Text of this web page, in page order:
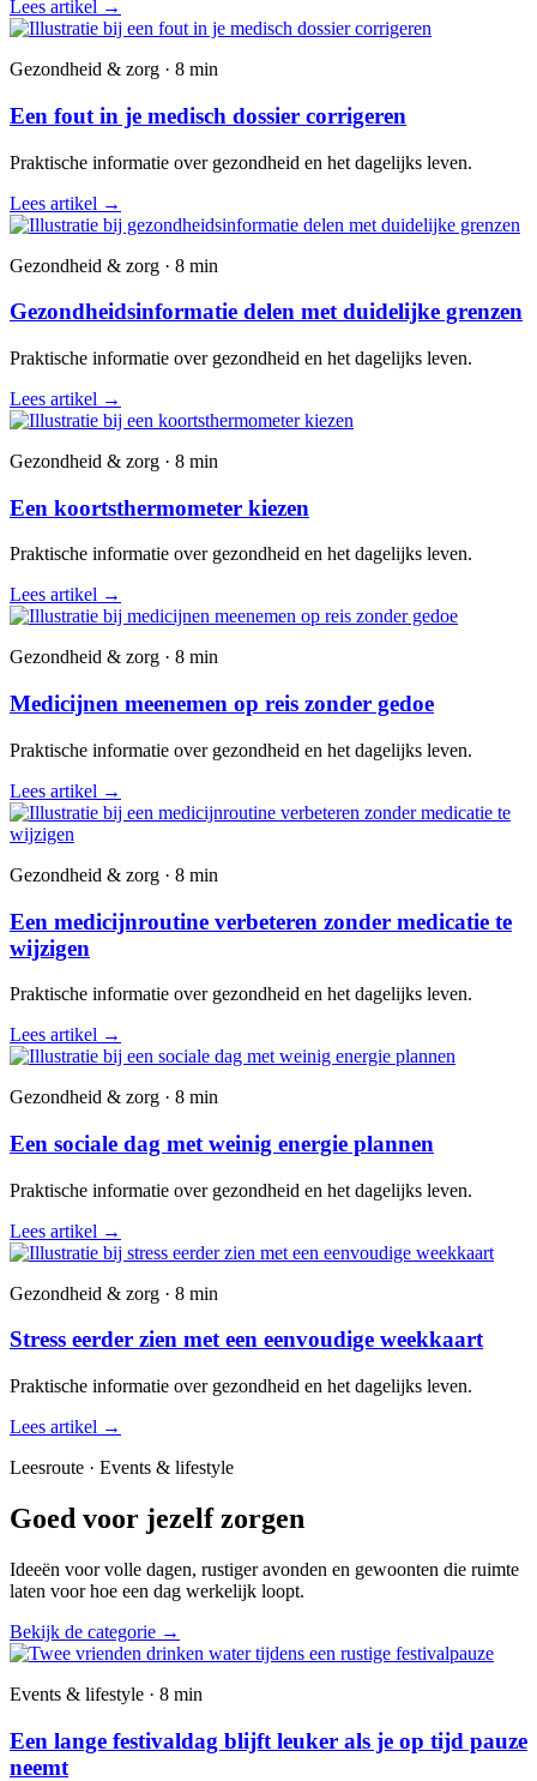
Lees artikel →
Gezondheid & zorg · 8 min
Een fout in je medisch dossier corrigeren
Praktische informatie over gezondheid en het dagelijks leven.
Lees artikel →
Gezondheid & zorg · 8 min
Gezondheidsinformatie delen met duidelijke grenzen
Praktische informatie over gezondheid en het dagelijks leven.
Lees artikel →
Gezondheid & zorg · 8 min
Een koortsthermometer kiezen
Praktische informatie over gezondheid en het dagelijks leven.
Lees artikel →
Gezondheid & zorg · 8 min
Medicijnen meenemen op reis zonder gedoe
Praktische informatie over gezondheid en het dagelijks leven.
Lees artikel →
Gezondheid & zorg · 8 min
Een medicijnroutine verbeteren zonder medicatie te
wijzigen
Praktische informatie over gezondheid en het dagelijks leven.
Lees artikel →
Gezondheid & zorg · 8 min
Een sociale dag met weinig energie plannen
Praktische informatie over gezondheid en het dagelijks leven.
Lees artikel →
Gezondheid & zorg · 8 min
Stress eerder zien met een eenvoudige weekkaart
Praktische informatie over gezondheid en het dagelijks leven.
Lees artikel →
Leesroute · Events & lifestyle
Goed voor jezelf zorgen
Ideeën voor volle dagen, rustiger avonden en gewoonten die ruimte
laten voor hoe een dag werkelijk loopt.
Bekijk de categorie →
Events & lifestyle · 8 min
Een lange festivaldag blijft leuker als je op tijd pauze
neemt